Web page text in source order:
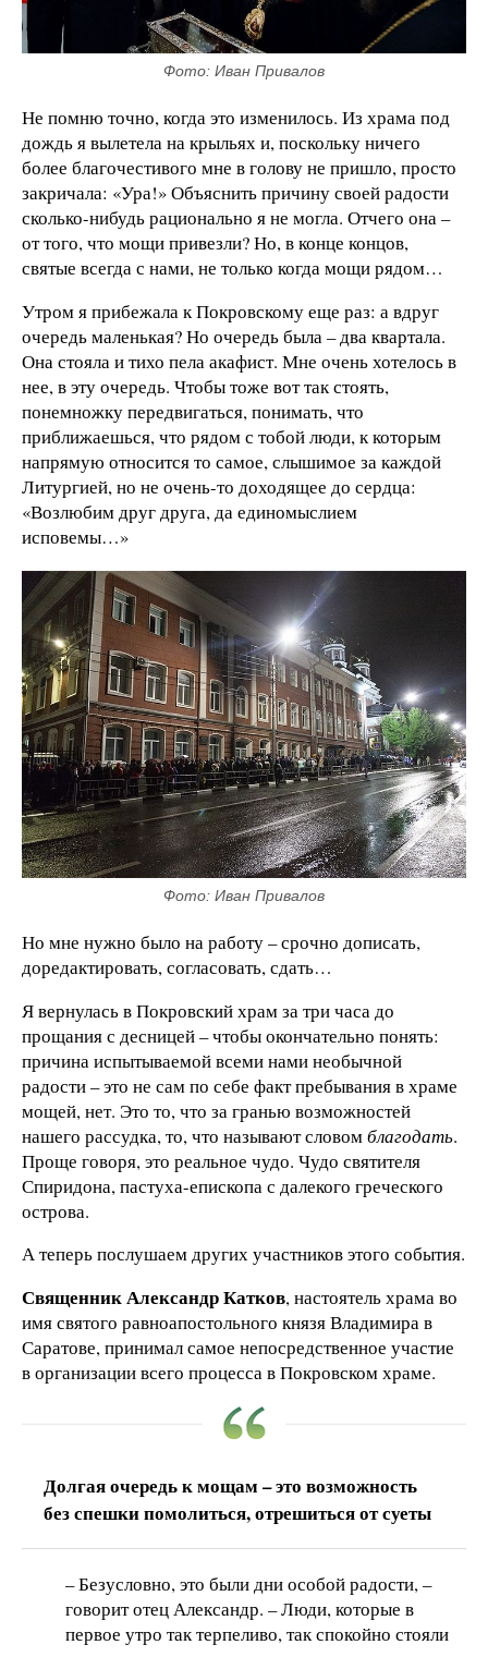
Фото: Иван Привалов
Не помню точно, когда это изменилось. Из храма под
дождь я вылетела на крыльях и, поскольку ничего
более благочестивого мне в голову не пришло, просто
закричала: «Ура!» Объяснить причину своей радости
сколько-нибудь рационально я не могла. Отчего она –
от того, что мощи привезли? Но, в конце концов,
святые всегда с нами, не только когда мощи рядом…
Утром я прибежала к Покровскому еще раз: а вдруг
очередь маленькая? Но очередь была – два квартала.
Она стояла и тихо пела акафист. Мне очень хотелось в
нее, в эту очередь. Чтобы тоже вот так стоять,
понемножку передвигаться, понимать, что
приближаешься, что рядом с тобой люди, к которым
напрямую относится то самое, слышимое за каждой
Литургией, но не очень-то доходящее до сердца:
«Возлюбим друг друга, да единомыслием
исповемы…»
Фото: Иван Привалов
Но мне нужно было на работу – срочно дописать,
доредактировать, согласовать, сдать…
Я вернулась в Покровский храм за три часа до
прощания с десницей – чтобы окончательно понять:
причина испытываемой всеми нами необычной
радости – это не сам по себе факт пребывания в храме
мощей, нет. Это то, что за гранью возможностей
нашего рассудка, то, что называют словомблагодать.
Проще говоря, это реальное чудо. Чудо святителя
Спиридона, пастуха-епископа с далекого греческого
острова.
А теперь послушаем других участников этого события.
Священник Александр Катков, настоятель храма во
имя святого равноапостольного князя Владимира в
Саратове, принимал самое непосредственное участие
в организации всего процесса в Покровском храме.
Долгая очередь к мощам – это возможность
без спешки помолиться, отрешиться от суеты
– Безусловно, это были дни особой радости, –
говорит отец Александр. – Люди, которые в
первое утро так терпеливо, так спокойно стояли